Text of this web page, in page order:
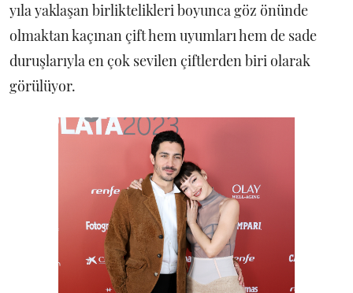
yıla yaklaşan birliktelikleri boyunca göz önünde
olmaktan kaçınan çift hem uyumları hem de sade
duruşlarıyla en çok sevilen çiftlerden biri olarak
görülüyor.